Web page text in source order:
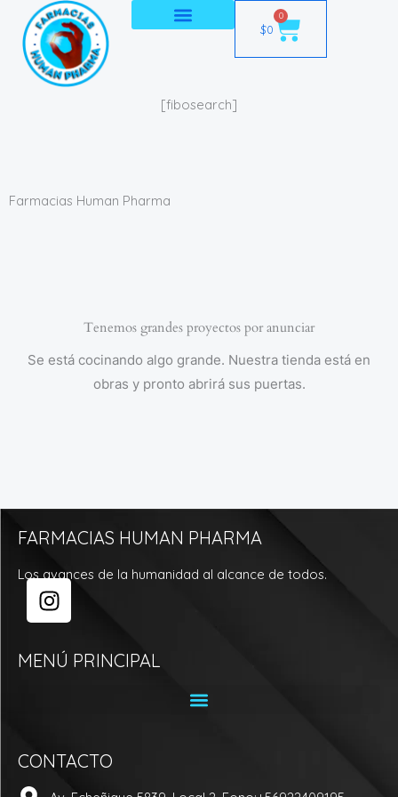
contenido
$0
0
Cart
[fibosearch]
Farmacias Human Pharma
Tenemos grandes proyectos por anunciar
Se está cocinando algo grande. Nuestra tienda está en
obras y pronto abrirá sus puertas.
FARMACIAS HUMAN PHARMA
Los avances de la humanidad al alcance de todos.
I
n
t
m
MENÚ PRINCIPAL
CONTACTO